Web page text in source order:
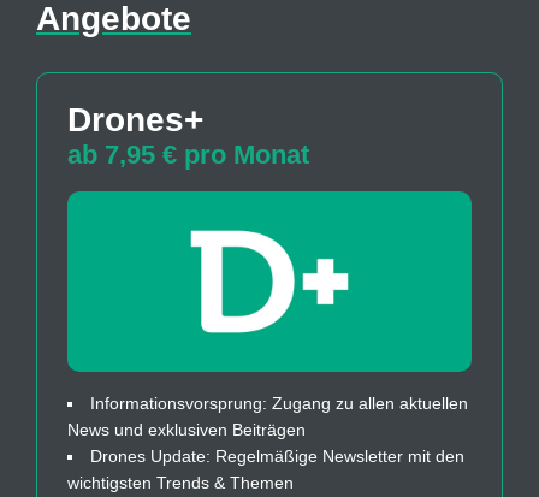
Angebote
Drones+
ab 7,95 € pro Monat
Informationsvorsprung: Zugang zu allen aktuellen
News und exklusiven Beiträgen
Drones Update: Regelmäßige Newsletter mit den
wichtigsten Trends & Themen